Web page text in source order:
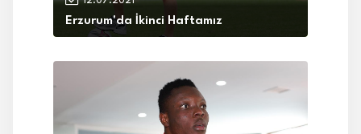
Erzurum'da İkinci Haftamız